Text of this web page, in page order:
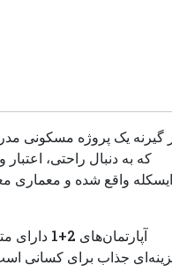
که به دنبال راحتی،
ایسکله واقع شده و معماری
جذاب برای کسانی